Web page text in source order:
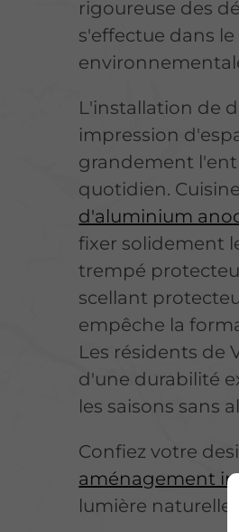
rigoureuse des
s'effectue dans
L'installation de
impression
grandement
quotidien.
d'aluminium
fixer solidement
trempé
scellant
empêche la
Les résidents de
d'une durabilité
les saisons sans
Confiez votre
aménagement
lumière naturelle